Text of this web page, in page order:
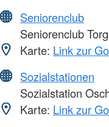
Seniorenclub
Seniorenclub
Karte: Link zur
Sozialstationen
Sozialstation
Karte: Link zur